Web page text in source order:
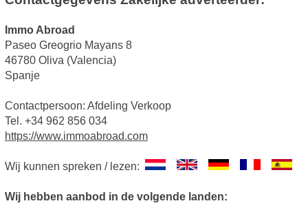
Immo Abroad
Paseo Greogrio Mayans 8
46780 Oliva (Valencia)
Spanje
Contactpersoon: Afdeling Verkoop
Tel. +34 962 856 034
https://www.immoabroad.com
Wij kunnen spreken / lezen:
Wij hebben aanbod in de volgende landen: